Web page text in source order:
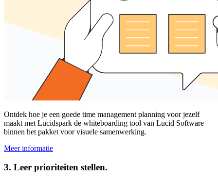
Ontdek hoe je een goede time management planning voor jezelf
maakt met Lucidspark de whiteboarding tool van Lucid Software
binnen het pakket voor visuele samenwerking.
Meer informatie
3. Leer prioriteiten stellen.